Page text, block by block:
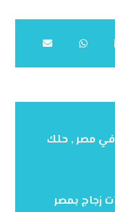
مصر , حلك